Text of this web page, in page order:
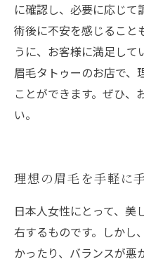
に確認し、必要に応じて
術後に不安を感じること
うに、お客様に満足して
眉毛タトゥーのお店で、
ことができます。ぜひ、
い。
理想の眉毛を手軽に
日本人女性にとって、美
右するものです。しかし
かったり、バランスが悪